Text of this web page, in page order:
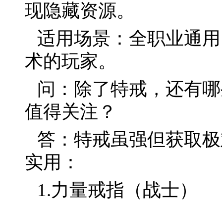
现隐藏资源。
适用场景：全职业通
术的玩家。
问：除了特戒，还有
值得关注？
答：特戒虽强但获取
实用：
1.力量戒指（战士）